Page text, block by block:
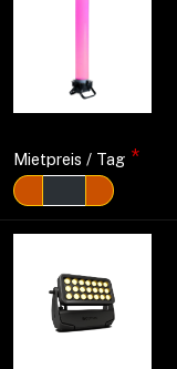
Mietpreis / Tag *